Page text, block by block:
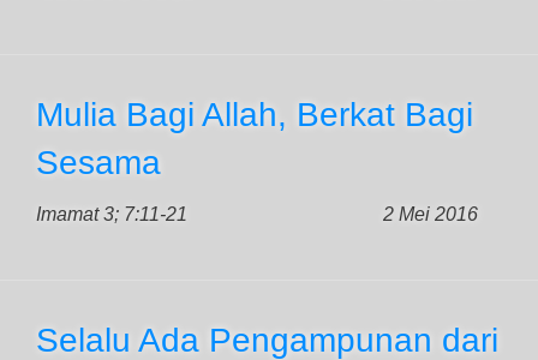
Mulia Bagi Allah, Berkat Bagi
Sesama
Imamat 3; 7:11-21 2 Mei 2016
Selalu Ada Pengampunan dari